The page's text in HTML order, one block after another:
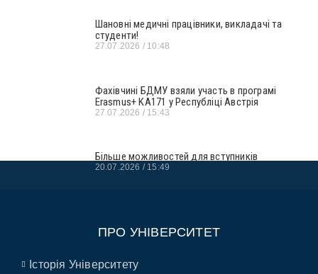
Шановні медичні працівники, викладачі та
студенти!
27.07.2026 10:48
Фахівчині БДМУ взяли участь в програмі
Erasmus+ KA171 у Республіці Австрія
27.07.2026 15:43
Більше можливостей для вступників
20.07.2026 15:49
ПРО УНІВЕРСИТЕТ
Історія Університету